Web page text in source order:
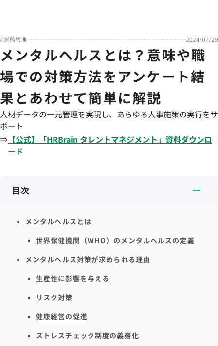
#労務管理 2024/07/29
メンタルヘルスとは？意味や職
場での対策方法をアンケート結
果とあわせて簡単に解説
人材データの一元管理を実現し、あらゆる人事施策の実行をサ
ポート
⇒ 【公式】「HRBrain タレントマネジメント」資料ダウンロ
ード
目次
メンタルヘルスとは
世界保健機関（WHO）のメンタルヘルスの定義
メンタルヘルス対策が求められる理由
生産性に影響を与える
リスク対策
健康経営の促進
ストレスチェック制度の義務化